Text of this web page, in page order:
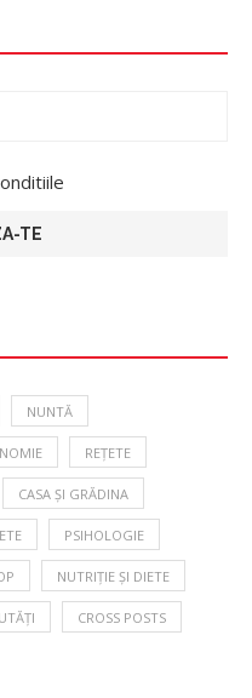
NUNTĂ
REȚETE
CASA ȘI GRĂDINA
PSIHOLOGIE
NUTRIȚIE ȘI DIETE
CROSS POSTS